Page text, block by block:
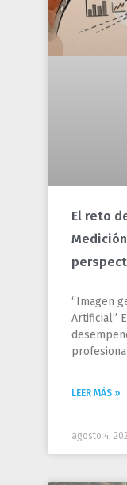
El reto
“Imagen
Artificial”
LEER MÁS »
agosto 4,